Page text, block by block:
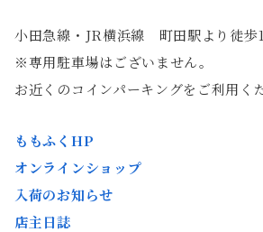
小田急線・JR横浜線 町田駅より徒歩
※専用駐車場はございません。
お近くのコインパーキングをご利用く
ももふくHP
オンラインショップ
入荷のお知らせ
店主日誌